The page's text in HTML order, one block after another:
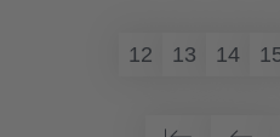
12 13 14